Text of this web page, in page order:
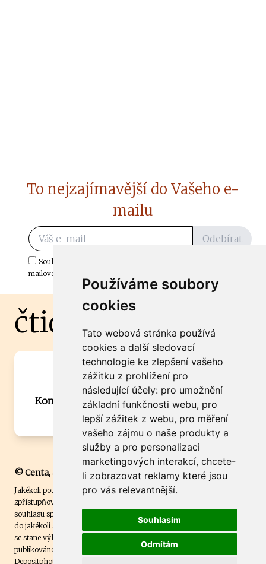
Používáme soubory
cookies
Tato webová stránka používá
cookies a další sledovací
technologie ke zlepšení vašeho
zážitku z prohlížení pro
následující účely: pro umožnění
základní funkčnosti webu, pro
lepší zážitek z webu, pro měření
vašeho zájmu o naše produkty a
služby a pro personalizaci
marketingových interakcí, chcete-
li zobrazovat reklamy které jsou
pro vás relevantnější.
Souhlasím
Odmítám
To nejzajímavější do Vašeho e-
mailu
Odebírat
Souhlasím s odběrem důležitých zpráv ze ČtiDoma.cz do mé e-
mailové schránky.
čtidoma.cz
Máte zajímavou informaci? Chcete
spolupracovat?
Kontaktujte šéfredaktora Martina Chalupu:
chalupa@ctidoma.cz
© Centa, a.s.
Jakékoli použití obsahu včetně převzetí, šíření či dalšího užití a
zpřístupňování textových či obrazových materiálů bez písemného
souhlasu společnosti Centa,a.s. je zakázáno. Čtenář svým přihlášením
do jakékoli soutěže na našem webu dává souhlas s tím, že v případě, že
se stane výhercem této soutěže, může být jeho jméno na webu
publikováno. Centa, a.s. využívala licenci ČTK a využívá fotografie z
Depositphotos